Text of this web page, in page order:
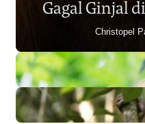
Gagal Ginjal
Christopel